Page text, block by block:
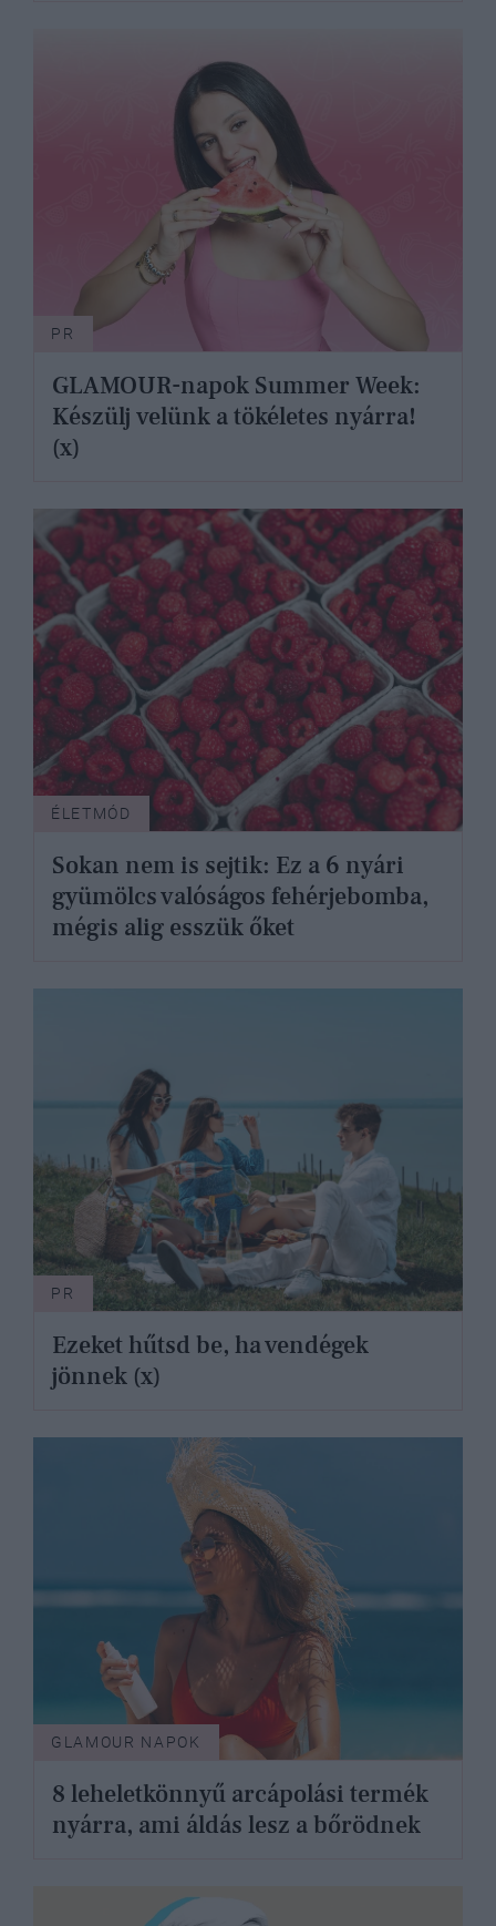
PR
GLAMOUR-napok Summer Week:
Készülj velünk a tökéletes nyárra!
(x)
ÉLETMÓD
Sokan nem is sejtik: Ez a 6 nyári
gyümölcs valóságos fehérjebomba,
mégis alig esszük őket
PR
Ezeket hűtsd be, ha vendégek
jönnek (x)
GLAMOUR NAPOK
8 leheletkönnyű arcápolási termék
nyárra, ami áldás lesz a bőrödnek